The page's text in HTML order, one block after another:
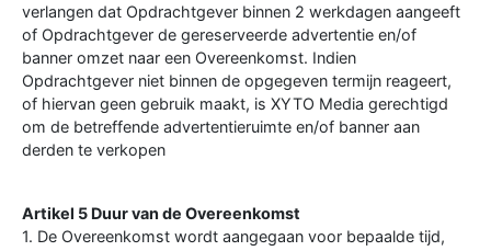
verlangen dat Opdrachtgever binnen 2 werkdagen aangeeft
of Opdrachtgever de gereserveerde advertentie en/of
banner omzet naar een Overeenkomst. Indien
Opdrachtgever niet binnen de opgegeven termijn reageert,
of hiervan geen gebruik maakt, is XYTO Media gerechtigd
om de betreffende advertentieruimte en/of banner aan
derden te verkopen
Artikel 5 Duur van de Overeenkomst
1. De Overeenkomst wordt aangegaan voor bepaalde tijd,